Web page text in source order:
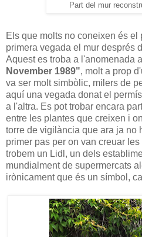
Part del mur
Els que molts no coneixen és el
primera vegada el mur després
Aquest es troba a l'anomenada
November 1989", molt a prop
va ser molt simbòlic, milers de
aquí una vegada donat el
a l'altra. Es pot trobar encara
entre les plantes que creixen i
torre de vigilància que ara ja no
primer pas per on van creuar
trobem un Lidl, un dels
mundialment de supermercats
irònicament que és un símbol,